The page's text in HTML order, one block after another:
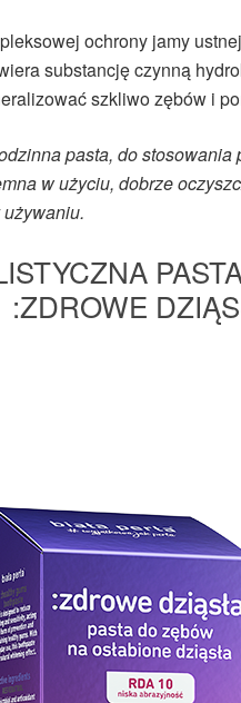
ochrony jamy
substancję czynną
szkliwo zębów i
pasta, do stosowania
w użyciu, dobrze
:ZDROWE